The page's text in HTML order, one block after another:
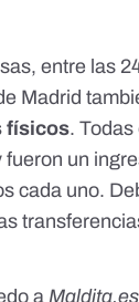
entre las
Madrid
físicos. Todas
un
cada uno.
a Maldita.es